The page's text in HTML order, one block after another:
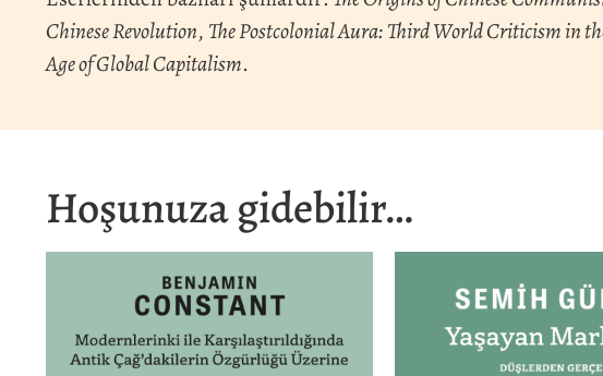
Chinese Revolution, The Postcolonial Aura: Third World Criticism in
Age of Global Capitalism.
Hoşunuza gidebilir…